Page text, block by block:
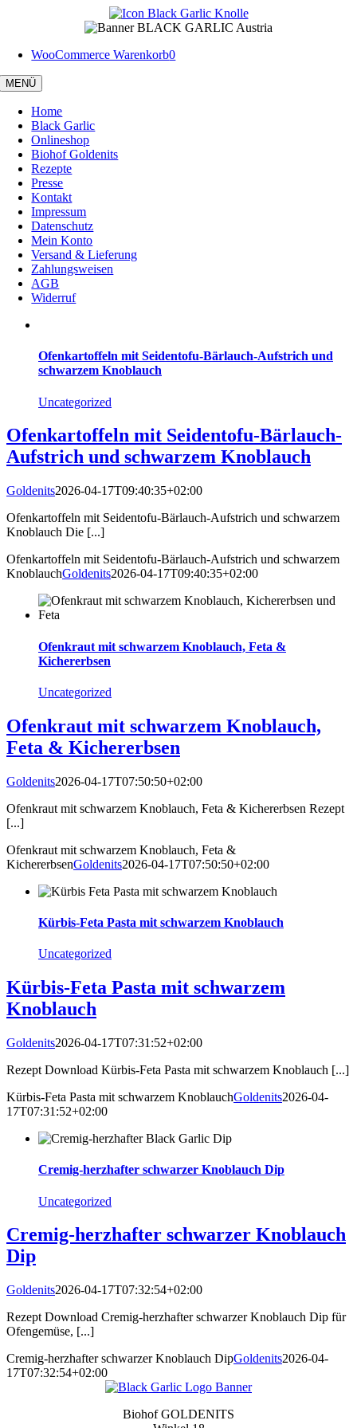
WooCommerce Warenkorb0
MENÜ
Home
Black Garlic
Onlineshop
Biohof Goldenits
Rezepte
Presse
Kontakt
Impressum
Datenschutz
Mein Konto
Versand & Lieferung
Zahlungsweisen
AGB
Widerruf
Ofenkartoffeln mit Seidentofu-Bärlauch-Aufstrich und
schwarzem Knoblauch
Uncategorized
Ofenkartoffeln mit Seidentofu-Bärlauch-
Aufstrich und schwarzem Knoblauch
Goldenits2026-04-17T09:40:35+02:00
Ofenkartoffeln mit Seidentofu-Bärlauch-Aufstrich und schwarzem
Knoblauch Die [...]
Ofenkartoffeln mit Seidentofu-Bärlauch-Aufstrich und schwarzem
KnoblauchGoldenits2026-04-17T09:40:35+02:00
Ofenkraut mit schwarzem Knoblauch, Feta &
Kichererbsen
Uncategorized
Ofenkraut mit schwarzem Knoblauch,
Feta & Kichererbsen
Goldenits2026-04-17T07:50:50+02:00
Ofenkraut mit schwarzem Knoblauch, Feta & Kichererbsen Rezept
[...]
Ofenkraut mit schwarzem Knoblauch, Feta &
KichererbsenGoldenits2026-04-17T07:50:50+02:00
Kürbis-Feta Pasta mit schwarzem Knoblauch
Uncategorized
Kürbis-Feta Pasta mit schwarzem
Knoblauch
Goldenits2026-04-17T07:31:52+02:00
Rezept Download Kürbis-Feta Pasta mit schwarzem Knoblauch [...]
Kürbis-Feta Pasta mit schwarzem KnoblauchGoldenits2026-04-
17T07:31:52+02:00
Cremig-herzhafter schwarzer Knoblauch Dip
Uncategorized
Cremig-herzhafter schwarzer Knoblauch
Dip
Goldenits2026-04-17T07:32:54+02:00
Rezept Download Cremig-herzhafter schwarzer Knoblauch Dip für
Ofengemüse, [...]
Cremig-herzhafter schwarzer Knoblauch DipGoldenits2026-04-
17T07:32:54+02:00
Biohof GOLDENITS